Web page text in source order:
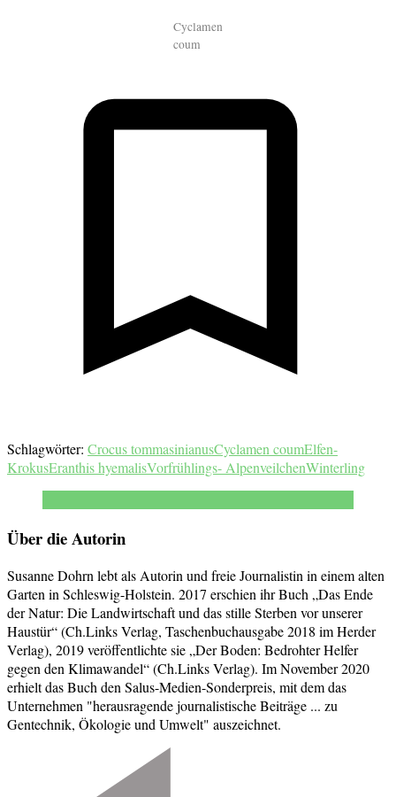
Cyclamen
coum
Schlagwörter: Crocus tommasinianusCyclamen coumElfen-
KrokusEranthis hyemalisVorfrühlings- AlpenveilchenWinterling
Über die Autorin
Susanne Dohrn lebt als Autorin und freie Journalistin in einem alten
Garten in Schleswig-Holstein. 2017 erschien ihr Buch „Das Ende
der Natur: Die Landwirtschaft und das stille Sterben vor unserer
Haustür“ (Ch.Links Verlag, Taschenbuchausgabe 2018 im Herder
Verlag), 2019 veröffentlichte sie „Der Boden: Bedrohter Helfer
gegen den Klimawandel“ (Ch.Links Verlag). Im November 2020
erhielt das Buch den Salus-Medien-Sonderpreis, mit dem das
Unternehmen "herausragende journalistische Beiträge ... zu
Gentechnik, Ökologie und Umwelt" auszeichnet.
Beitragsnavigation